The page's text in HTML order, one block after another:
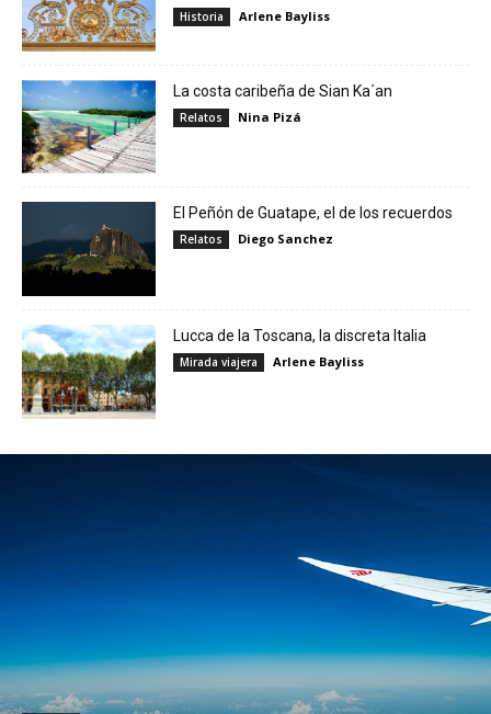
Historia Arlene Bayliss
La costa caribeña de Sian Ka´an
Relatos Nina Pizá
El Peñón de Guatape, el de los recuerdos
Relatos Diego Sanchez
Lucca de la Toscana, la discreta Italia
Mirada viajera Arlene Bayliss